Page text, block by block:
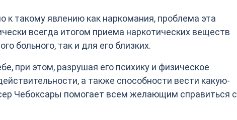
такому явлению как наркомания, проблема эта
всегда итогом приема наркотических веществ
больного, так и для его близких.
при этом, разрушая его психику и физическое
а также способности вести какую-
Чебоксары помогает всем желающим справиться с